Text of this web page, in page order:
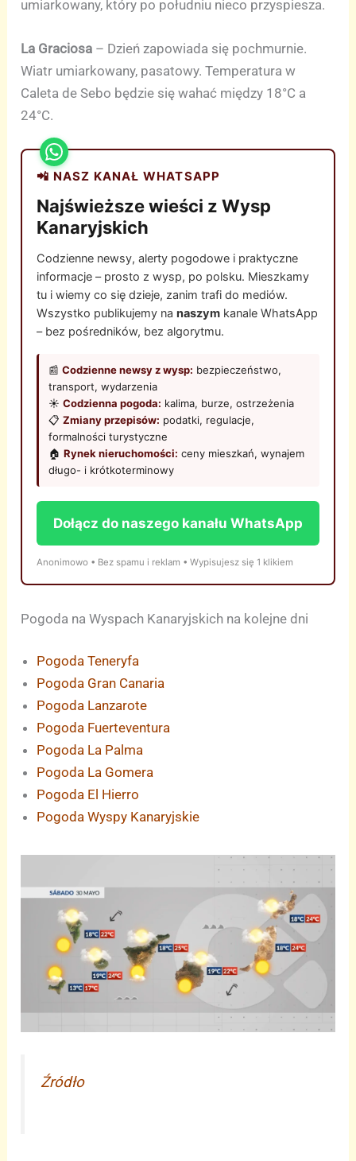
umiarkowany, który po południu nieco przyspiesza.
La Graciosa – Dzień zapowiada się pochmurnie.
Wiatr umiarkowany, pasatowy. Temperatura w
Caleta de Sebo będzie się wahać między 18°C a
24°C.
📲 NASZ KANAŁ WHATSAPP
Najświeższe wieści z Wysp
Kanaryjskich
Codzienne newsy, alerty pogodowe i praktyczne
informacje – prosto z wysp, po polsku. Mieszkamy
tu i wiemy co się dzieje, zanim trafi do mediów.
Wszystko publikujemy nanaszym kanale WhatsApp
– bez pośredników, bez algorytmu.
📰Codzienne newsy z wysp: bezpieczeństwo,
transport, wydarzenia
☀️Codzienna pogoda: kalima, burze, ostrzeżenia
📋Zmiany przepisów: podatki, regulacje,
formalności turystyczne
🏠Rynek nieruchomości: ceny mieszkań, wynajem
długo- i krótkoterminowy
Dołącz do naszego kanału WhatsApp
Anonimowo • Bez spamu i reklam • Wypisujesz się 1 klikiem
Pogoda na Wyspach Kanaryjskich na kolejne dni
Pogoda Teneryfa
Pogoda Gran Canaria
Pogoda Lanzarote
Pogoda Fuerteventura
Pogoda La Palma
Pogoda La Gomera
Pogoda El Hierro
Pogoda Wyspy Kanaryjskie
Źródło